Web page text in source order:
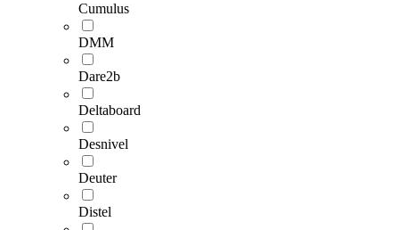
Cumulus
DMM
Dare2b
Deltaboard
Desnivel
Deuter
Distel